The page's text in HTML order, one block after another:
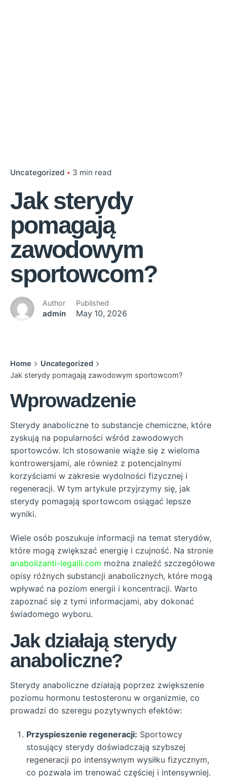
Uncategorized 3 min read
Jak sterydy
pomagają
zawodowym
sportowcom?
Author
admin
Published
May 10, 2026
Home
Uncategorized
Jak sterydy pomagają zawodowym sportowcom?
Wprowadzenie
Sterydy anaboliczne to substancje chemiczne, które
zyskują na popularności wśród zawodowych
sportowców. Ich stosowanie wiąże się z wieloma
kontrowersjami, ale również z potencjalnymi
korzyściami w zakresie wydolności fizycznej i
regeneracji. W tym artykule przyjrzymy się, jak
sterydy pomagają sportowcom osiągać lepsze
wyniki.
Wiele osób poszukuje informacji na temat sterydów,
które mogą zwiększać energię i czujność. Na stronie
anabolizanti-legalli.com można znaleźć szczegółowe
opisy różnych substancji anabolicznych, które mogą
wpływać na poziom energii i koncentracji. Warto
zapoznać się z tymi informacjami, aby dokonać
świadomego wyboru.
Jak działają sterydy
anaboliczne?
Sterydy anaboliczne działają poprzez zwiększenie
poziomu hormonu testosteronu w organizmie, co
prowadzi do szeregu pozytywnych efektów:
Przyspieszenie regeneracji: Sportowcy
stosujący sterydy doświadczają szybszej
regeneracji po intensywnym wysiłku fizycznym,
co pozwala im trenować częściej i intensywniej.